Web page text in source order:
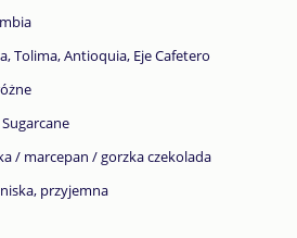
Tolima, Antioquia, Eje Cafetero
Sugarcane
/ marcepan / gorzka czekolada
przyjemna